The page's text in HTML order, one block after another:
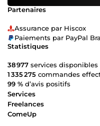
Partenaires
Assurance par Hiscox
Paiements par PayPal
Statistiques
38 977 services disponibles
1 335 275 commandes
99 % d’avis positifs
Services
Freelances
ComeUp